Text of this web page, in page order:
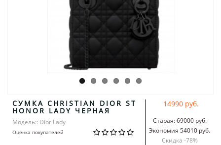
СУМКА CHRISTIAN DIOR ST
HONOR LADY ЧЕРНАЯ
Модель:: Dior Lady
Оценка покупателей
14990 руб.
Старая:69000 руб.
Экономия 54010 руб.
Скидка -78%